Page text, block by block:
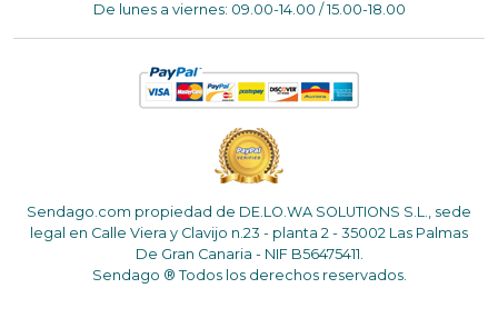
De lunes a viernes: 09.00-14.00 / 15.00-18.00
Sendago.com propiedad de DE.LO.WA SOLUTIONS S.L., sede
legal en Calle Viera y Clavijo n.23 - planta 2 - 35002 Las Palmas
De Gran Canaria - NIF B56475411.
Sendago ® Todos los derechos reservados.